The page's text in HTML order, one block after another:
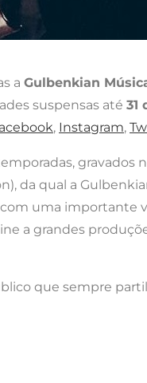
a Gulbenkian
suspensas até 31
, Instagram,
gravados
da qual a
uma importante
a grandes
que sempre